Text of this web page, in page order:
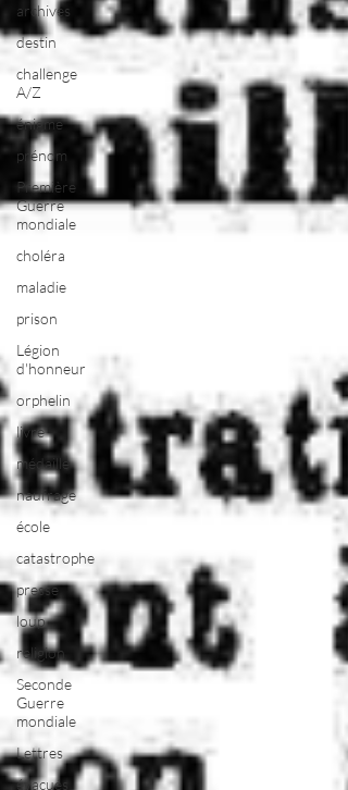
archives
destin
challenge
A/Z
énigme
prénom
Première
Guerre
mondiale
choléra
maladie
prison
Légion
d'honneur
orphelin
livre
médaille
naufrage
école
catastrophe
presse
loup
religion
Seconde
Guerre
mondiale
Lettres
évacués